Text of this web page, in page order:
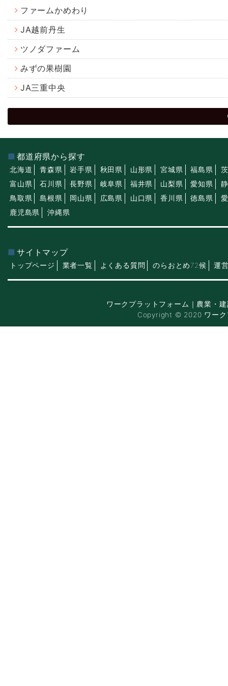
ファームかめわり
JA越前丹生
ツノダファーム
みずの果樹園
JA三重中央
都道府県から探す
北海道 青森県 岩手県 秋田県 山形県 宮城県 福島県
富山県
石川県 長野県 岐阜県 福井県 山梨県 愛知県
鳥取県
島根県 岡山県 広島県 山口県 香川県 徳島県
鹿児島県
沖縄県
サイトマップ
トップページ 業者一覧 よくある質問 のらおとめ72候 運
ワークプラットフォーム｜農業・
Copyright © 2020 ワーク